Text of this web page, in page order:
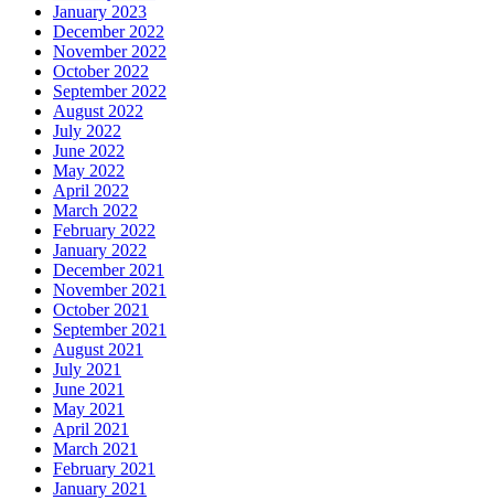
January 2023
December 2022
November 2022
October 2022
September 2022
August 2022
July 2022
June 2022
May 2022
April 2022
March 2022
February 2022
January 2022
December 2021
November 2021
October 2021
September 2021
August 2021
July 2021
June 2021
May 2021
April 2021
March 2021
February 2021
January 2021